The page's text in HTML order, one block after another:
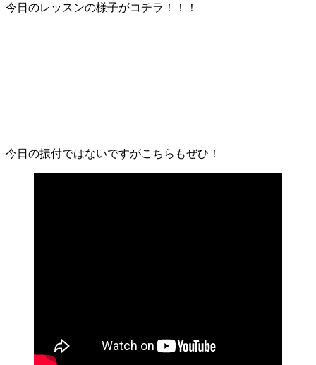
今日のレッスンの様子がコチラ！！！
今日の振付ではないですがこちらもぜひ！